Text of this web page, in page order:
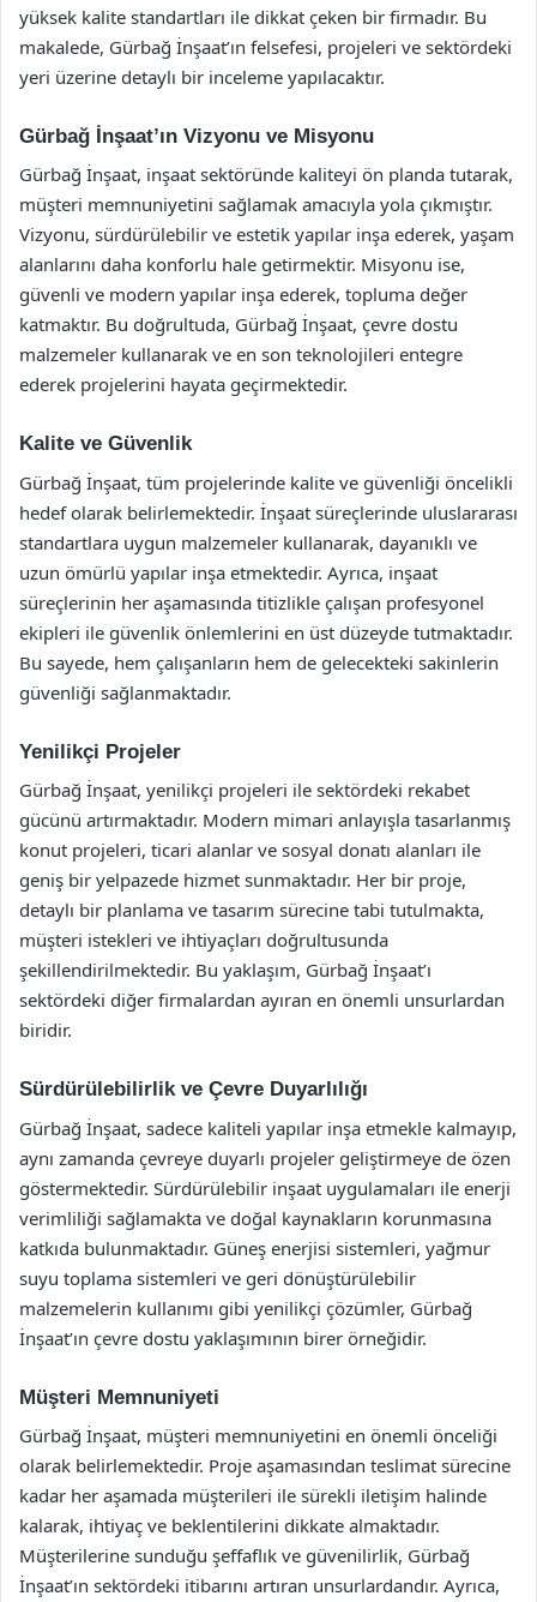
yüksek kalite standartları ile dikkat çeken bir firmadır. Bu
makalede, Gürbağ İnşaat’ın felsefesi, projeleri ve sektördeki
yeri üzerine detaylı bir inceleme yapılacaktır.
Gürbağ İnşaat’ın Vizyonu ve Misyonu
Gürbağ İnşaat, inşaat sektöründe kaliteyi ön planda tutarak,
müşteri memnuniyetini sağlamak amacıyla yola çıkmıştır.
Vizyonu, sürdürülebilir ve estetik yapılar inşa ederek, yaşam
alanlarını daha konforlu hale getirmektir. Misyonu ise,
güvenli ve modern yapılar inşa ederek, topluma değer
katmaktır. Bu doğrultuda, Gürbağ İnşaat, çevre dostu
malzemeler kullanarak ve en son teknolojileri entegre
ederek projelerini hayata geçirmektedir.
Kalite ve Güvenlik
Gürbağ İnşaat, tüm projelerinde kalite ve güvenliği öncelikli
hedef olarak belirlemektedir. İnşaat süreçlerinde uluslararası
standartlara uygun malzemeler kullanarak, dayanıklı ve
uzun ömürlü yapılar inşa etmektedir. Ayrıca, inşaat
süreçlerinin her aşamasında titizlikle çalışan profesyonel
ekipleri ile güvenlik önlemlerini en üst düzeyde tutmaktadır.
Bu sayede, hem çalışanların hem de gelecekteki sakinlerin
güvenliği sağlanmaktadır.
Yenilikçi Projeler
Gürbağ İnşaat, yenilikçi projeleri ile sektördeki rekabet
gücünü artırmaktadır. Modern mimari anlayışla tasarlanmış
konut projeleri, ticari alanlar ve sosyal donatı alanları ile
geniş bir yelpazede hizmet sunmaktadır. Her bir proje,
detaylı bir planlama ve tasarım sürecine tabi tutulmakta,
müşteri istekleri ve ihtiyaçları doğrultusunda
şekillendirilmektedir. Bu yaklaşım, Gürbağ İnşaat’ı
sektördeki diğer firmalardan ayıran en önemli unsurlardan
biridir.
Sürdürülebilirlik ve Çevre Duyarlılığı
Gürbağ İnşaat, sadece kaliteli yapılar inşa etmekle kalmayıp,
aynı zamanda çevreye duyarlı projeler geliştirmeye de özen
göstermektedir. Sürdürülebilir inşaat uygulamaları ile enerji
verimliliği sağlamakta ve doğal kaynakların korunmasına
katkıda bulunmaktadır. Güneş enerjisi sistemleri, yağmur
suyu toplama sistemleri ve geri dönüştürülebilir
malzemelerin kullanımı gibi yenilikçi çözümler, Gürbağ
İnşaat’ın çevre dostu yaklaşımının birer örneğidir.
Müşteri Memnuniyeti
Gürbağ İnşaat, müşteri memnuniyetini en önemli önceliği
olarak belirlemektedir. Proje aşamasından teslimat sürecine
kadar her aşamada müşterileri ile sürekli iletişim halinde
kalarak, ihtiyaç ve beklentilerini dikkate almaktadır.
Müşterilerine sunduğu şeffaflık ve güvenilirlik, Gürbağ
İnşaat’ın sektördeki itibarını artıran unsurlardandır. Ayrıca,